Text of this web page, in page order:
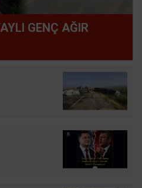
GENÇ AĞIR